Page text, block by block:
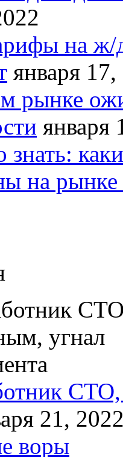
на ж/
января
рынке
января
на
21,